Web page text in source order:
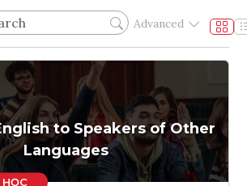
Advanced
to Speakers of Other
Languages